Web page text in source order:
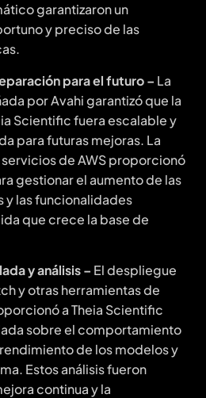
garantizaron un
y preciso de las
para el futuro – La
por Avahi garantizó que la
Scientific fuera escalable y
para futuras mejoras. La
de AWS proporcionó
gestionar el aumento de las
y las funcionalidades
que crece la base de
y análisis – El despliegue
y otras herramientas de
a Theia Scientific
sobre el comportamiento
de los modelos y
Estos análisis fueron
continua y la